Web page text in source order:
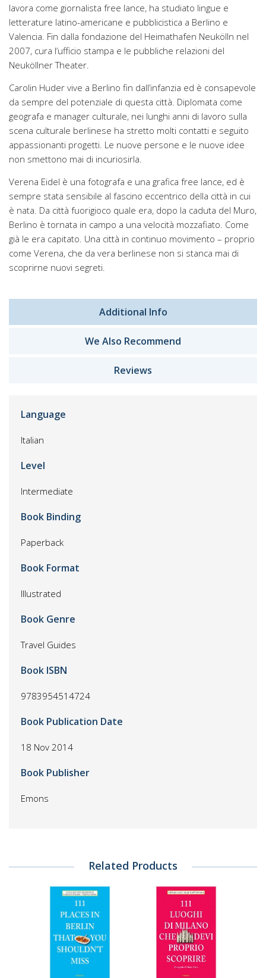
lavora come giornalista free lance, ha studiato lingue e
letterature latino-americane e pubblicistica a Berlino e
Valencia. Fin dalla fondazione del Heimathafen Neukölln nel
2007, cura l’ufficio stampa e le pubbliche relazioni del
Neuköllner Theater.
Carolin Huder vive a Berlino fin dall’infanzia ed è consapevole
da sempre del potenziale di questa città. Diplomata come
geografa e manager culturale, nei lunghi anni di lavoro sulla
scena culturale berlinese ha stretto molti contatti e seguito
appassionanti progetti. Le nuove persone e le nuove idee
non smettono mai di incuriosirla.
Verena Eidel è una fotografa e una grafica free lance, ed è
sempre stata sensibile al fascino eccentrico della città in cui
è nata. Da città fuorigioco quale era, dopo la caduta del Muro,
Berlino è tornata in campo a una velocità mozzafiato. Come
già le era capitato. Una città in continuo movimento – proprio
come Verena, che da vera berlinese non si stanca mai di
scoprirne nuovi segreti.
Additional Info
We Also Recommend
Reviews
Language
Italian
Level
Intermediate
Book Binding
Paperback
Book Format
Illustrated
Book Genre
Travel Guides
Book ISBN
9783954514724
Book Publication Date
18 Nov 2014
Book Publisher
Emons
Related Products